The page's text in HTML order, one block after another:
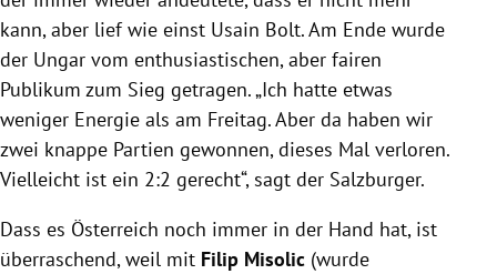
kann, aber lief wie einst Usain Bolt. Am Ende wurde
der Ungar vom enthusiastischen, aber fairen
Publikum zum Sieg getragen. „Ich hatte etwas
weniger Energie als am Freitag. Aber da haben wir
zwei knappe Partien gewonnen, dieses Mal verloren.
Vielleicht ist ein 2:2 gerecht“, sagt der Salzburger.
Dass es Österreich noch immer in der Hand hat, ist
überraschend, weil mit Filip Misolic (wurde